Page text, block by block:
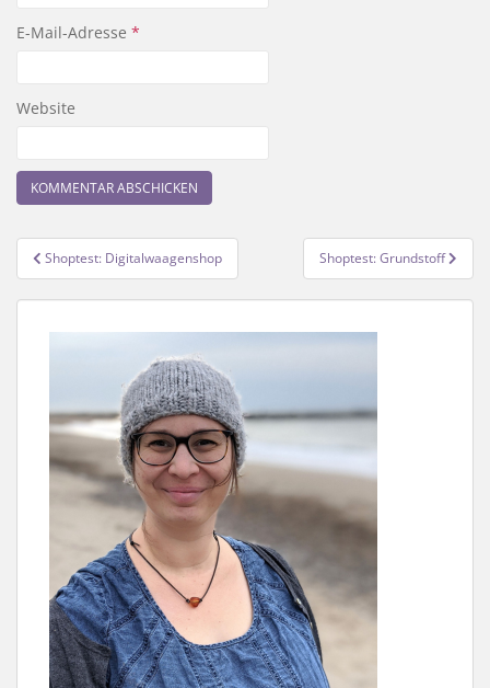
E-Mail-Adresse *
Website
Beitragsnavigation
Shoptest: Digitalwaagenshop Shoptest: Grundstoff